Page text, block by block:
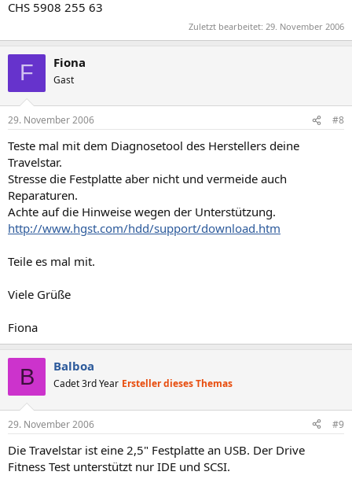
CHS 5908 255 63
Zuletzt bearbeitet: 29. November 2006
F Fiona
Gast
29. November 2006 #8
Teste mal mit dem Diagnosetool des Herstellers deine
Travelstar.
Stresse die Festplatte aber nicht und vermeide auch
Reparaturen.
Achte auf die Hinweise wegen der Unterstützung.
http://www.hgst.com/hdd/support/download.htm
Teile es mal mit.
Viele Grüße
Fiona
B Balboa
Cadet 3rd Year Ersteller dieses Themas
29. November 2006 #9
Die Travelstar ist eine 2,5" Festplatte an USB. Der Drive
Fitness Test unterstützt nur IDE und SCSI.